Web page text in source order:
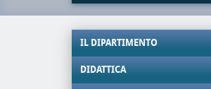
IL DIPARTIMENTO
DIDATTICA